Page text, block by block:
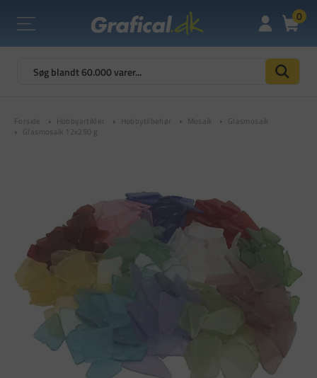
0
Forside Hobbyartikler Hobbytilbehør Mosaik
Glasmosaik
Glasmosaik 12x250 g